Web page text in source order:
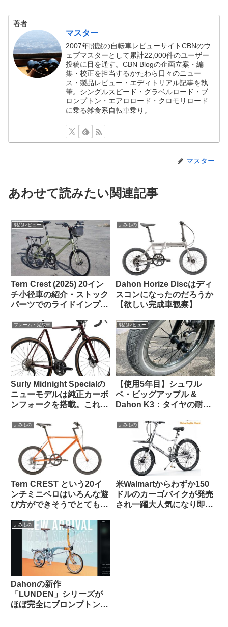
著者
マスター
2007年開設の自転車レビューサイトCBNのウ
ェブマスターとして累計22,000件のユーザー
投稿に目を通す。CBN Blogの企画立案・編
集・校正を担当するかたわら日々のニュー
ス・製品レビュー・エディトリアル記事を執
筆。シングルスピード・グラベルロード・ブ
ロンプトン・エアロロード・クロモリロード
に乗る雑食系自転車乗り。
マスター
あわせて読みたい関連記事
製品レビュー
Tern Crest (2025) 20イン
チ小径車の紹介・ストック
パーツでのライドインプレ
い上質なミニベロ】
よみもの
Dahon Horize Discはディ
スコンになったのだろうか
【欲しい完成車観察】
フレーム・完成車
Surly Midnight Specialの
ニューモデルは純正カーボ
ンフォークを搭載。これで
製品レビュー
【使用5年目】シュワル
ベ・ビッグアップル &
Dahon K3：タイヤの耐久
あったか
よみもの
Tern CREST という20イ
ンチミニベロはいろんな遊
び方ができそうでとても気
察】
よみもの
米Walmartからわずか150
ドルのカーゴバイクが発売
され一躍大人気になり即日
よみもの
Dahonの新作
「LUNDEN」シリーズが
ほぼ完全にブロンプトンな